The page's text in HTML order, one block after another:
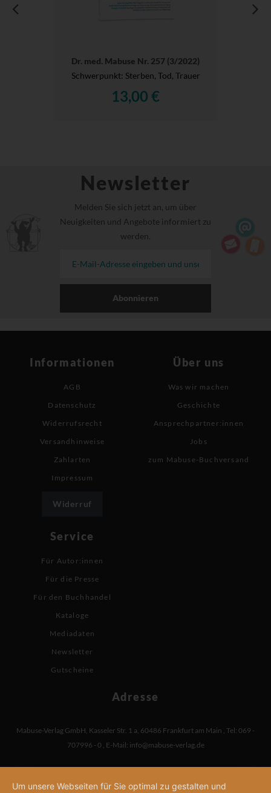
Dr. med. Mabuse Nr. 257 (3/2022)
Schwerpunkt: Sterben, Tod, Trauer
13,00 €
Newsletter
Melden Sie sich jetzt an, um über
Neuigkeiten und Angebote informiert zu
werden.
Abonnieren
Informationen
AGB
Datenschutz
Widerrufsrecht
Versandhinweise
Zahlarten
Impressum
Widerruf
Über uns
Was wir machen
Geschichte
Ansprechpartner:innen
Jobs
zum Mabuse-Buchversand
Service
Für Autor:innen
Für die Presse
Für den Buchhandel
Kataloge
Mediadaten
Newsletter
Gutscheine
Adresse
Mabuse-Verlag GmbH, Kasseler Str. 1 a, 60486 Frankfurt am Main , Tel: 069 -
707996 - 0 , E-Mail: info@mabuse-verlag.de
Um unsere Webseiten für Sie optimal zu gestalten und